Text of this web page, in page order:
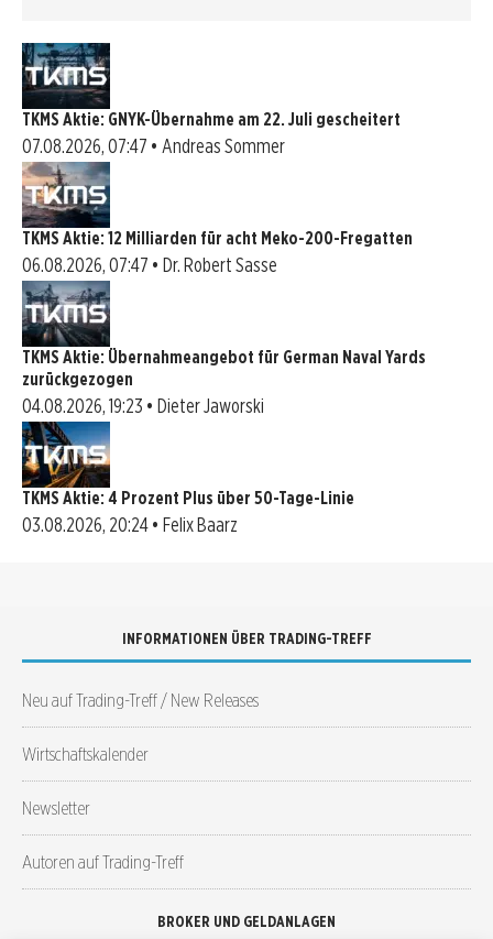
TKMS Aktie: GNYK-Übernahme am 22. Juli gescheitert
07.08.2026, 07:47 • Andreas Sommer
TKMS Aktie: 12 Milliarden für acht Meko-200-Fregatten
06.08.2026, 07:47 • Dr. Robert Sasse
TKMS Aktie: Übernahmeangebot für German Naval Yards
zurückgezogen
04.08.2026, 19:23 • Dieter Jaworski
TKMS Aktie: 4 Prozent Plus über 50-Tage-Linie
03.08.2026, 20:24 • Felix Baarz
INFORMATIONEN ÜBER TRADING-TREFF
Neu auf Trading-Treff / New Releases
Wirtschaftskalender
Newsletter
Autoren auf Trading-Treff
BROKER UND GELDANLAGEN